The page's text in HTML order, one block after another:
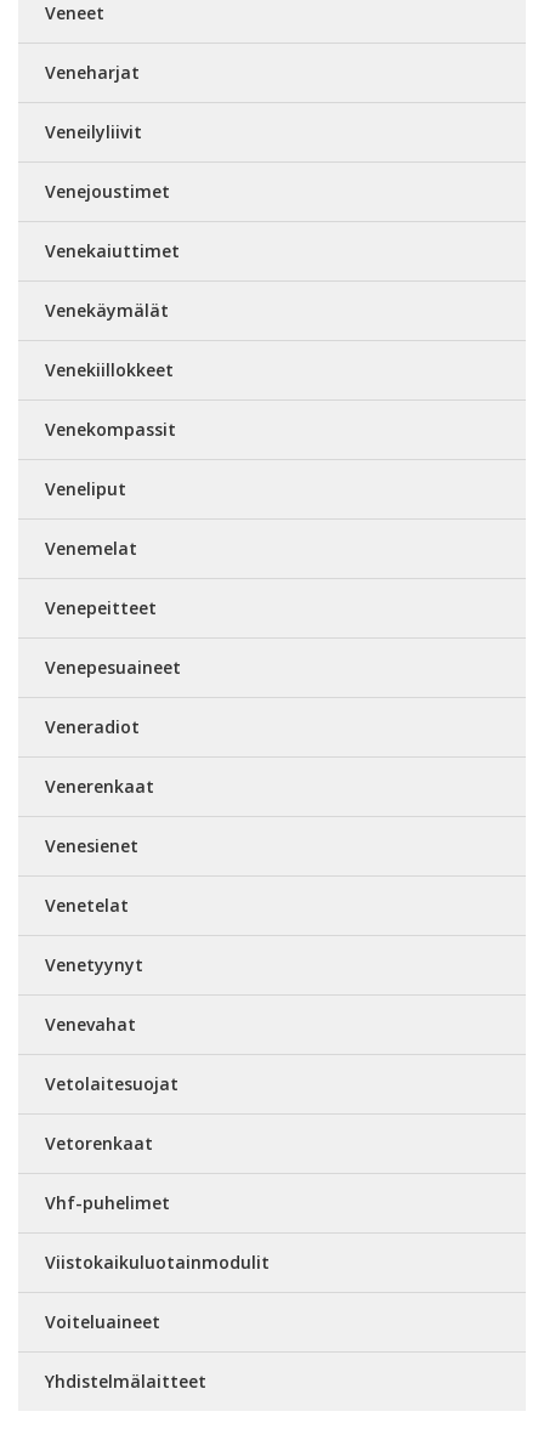
Veneet
Veneharjat
Veneilyliivit
Venejoustimet
Venekaiuttimet
Venekäymälät
Venekiillokkeet
Venekompassit
Veneliput
Venemelat
Venepeitteet
Venepesuaineet
Veneradiot
Venerenkaat
Venesienet
Venetelat
Venetyynyt
Venevahat
Vetolaitesuojat
Vetorenkaat
Vhf-puhelimet
Viistokaikuluotainmodulit
Voiteluaineet
Yhdistelmälaitteet